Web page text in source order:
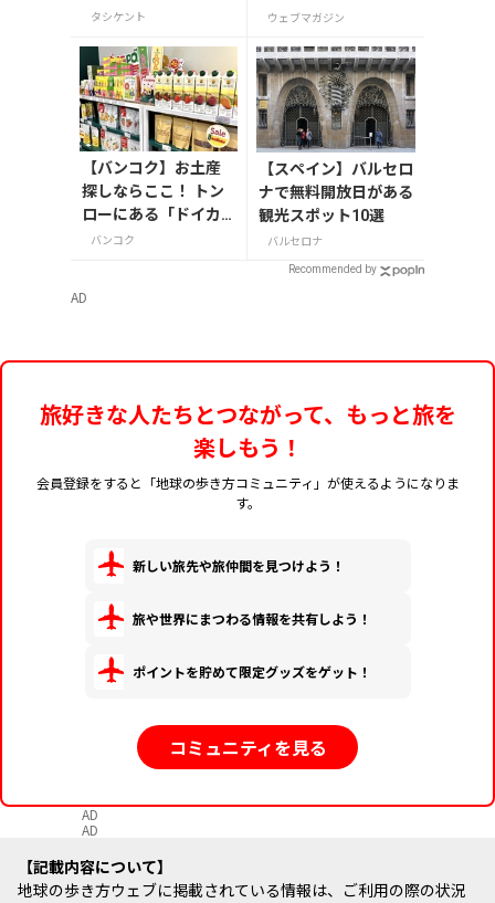
ス・両替・お店情報et
タシケント ウェブマガジン
【バンコク】お土産
探しならここ！ トン
ローにある「ドイカ
ム」の専門店へ
バンコク
【スペイン】バルセロ
ナで無料開放日がある
観光スポット10選
バルセロナ
Recommended by
AD
旅好きな人たちとつながって、もっと旅を
楽しもう！
会員登録をすると「地球の歩き方コミュニティ」が使えるようになりま
す。
新しい旅先や旅仲間を見つけよう！
旅や世界にまつわる情報を共有しよう！
ポイントを貯めて限定グッズをゲット！
コミュニティを見る
AD
AD
記載内容について
地球の歩き方ウェブに掲載されている情報は、ご利用の際の状況